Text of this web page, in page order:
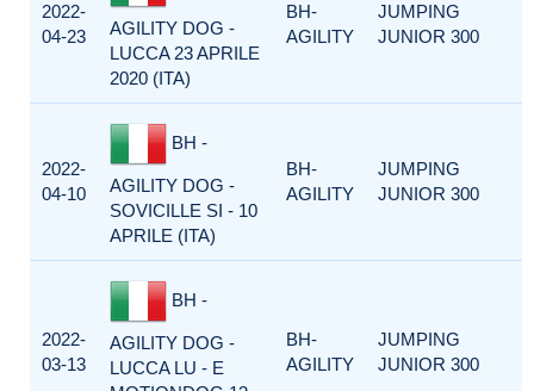
2022-
04-23
AGILITY DOG -
LUCCA 23 APRILE
2020 (ITA)
BH-
AGILITY
JUMPING
JUNIOR 300
2022-
04-10
BH -
AGILITY DOG -
SOVICILLE SI - 10
APRILE (ITA)
BH-
AGILITY
JUMPING
JUNIOR 300
2022-
03-13
BH -
AGILITY DOG -
LUCCA LU - E
BH-
AGILITY
JUMPING
JUNIOR 300